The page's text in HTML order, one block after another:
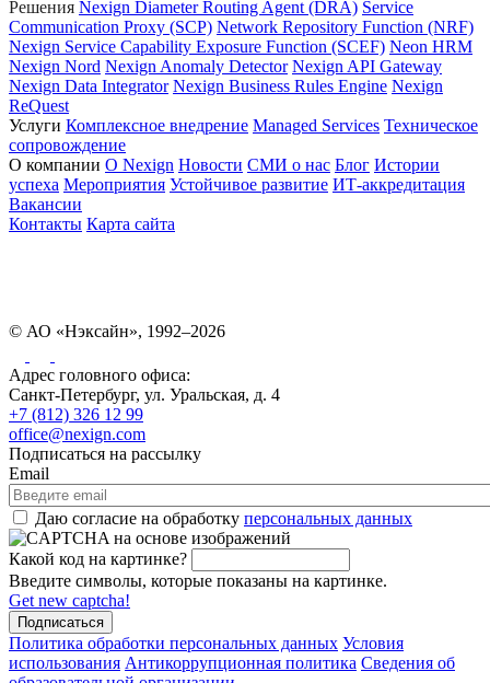
Решения Nexign Diameter Routing Agent (DRA) Service
Communication Proxy (SCP) Network Repository Function (NRF)
Nexign Service Capability Exposure Function (SCEF) Neon HRM
Nexign Nord Nexign Anomaly Detector Nexign API Gateway
Nexign Data Integrator Nexign Business Rules Engine Nexign
ReQuest
Услуги Комплексное внедрение Managed Services Техническое
сопровождение
О компании О Nexign Новости СМИ о нас Блог Истории
успеха Мероприятия Устойчивое развитие ИТ-аккредитация
Вакансии
Контакты Карта сайта
© АО «Нэксайн», 1992–2026
Адрес головного офиса:
Санкт-Петербург, ул. Уральская, д. 4
+7 (812) 326 12 99
office@nexign.com
Подписаться на рассылку
Email
Даю согласие на обработку персональных данных
Какой код на картинке?
Введите символы, которые показаны на картинке.
Get new captcha!
Политика обработки персональных данных Условия
использования Антикоррупционная политика Сведения об